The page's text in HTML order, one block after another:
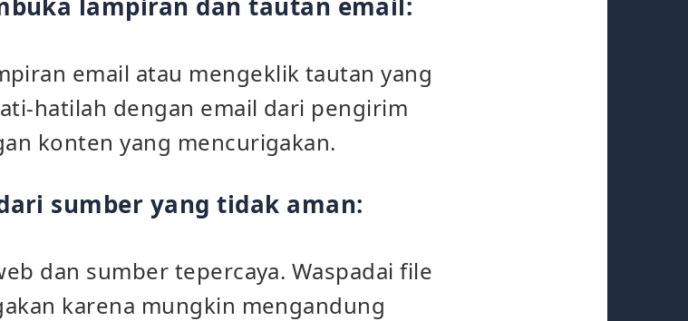
email atau mengeklik tautan yang
hatilah dengan email dari pengirim
konten yang mencurigakan.
sumber yang tidak aman:
dan sumber tepercaya. Waspadai file
karena mungkin mengandung